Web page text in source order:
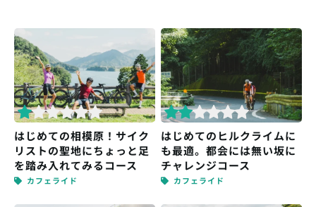
はじめての相模原！サイク
リストの聖地にちょっと足
を踏み入れてみるコース
カフェライド
はじめてのヒルクライムに
も最適。都会には無い坂に
チャレンジコース
カフェライド